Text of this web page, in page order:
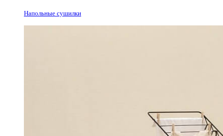
Напольные сушилки